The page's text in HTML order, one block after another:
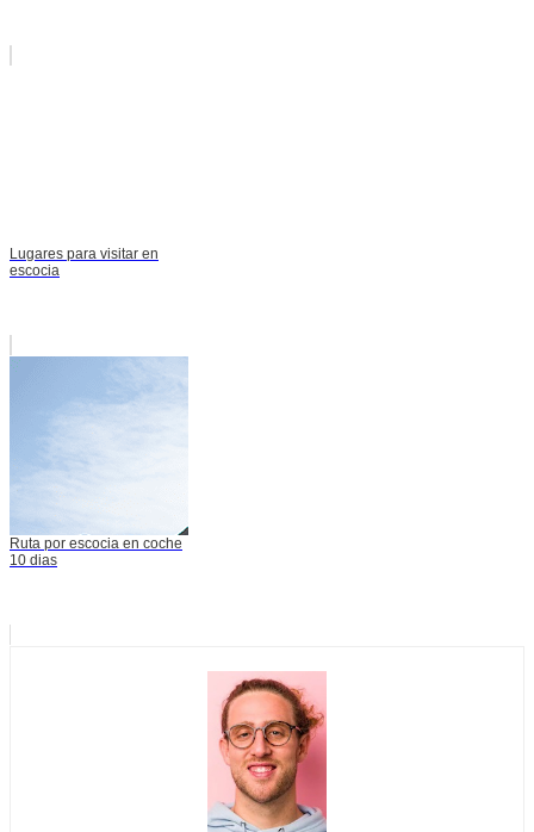
Lugares para visitar en
escocia
Ruta por escocia en coche
10 dias